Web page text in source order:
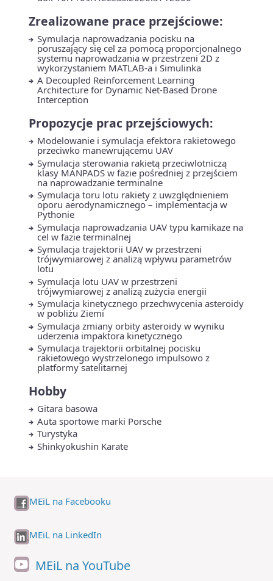
Zrealizowane prace przejściowe:
Symulacja naprowadzania pocisku na
poruszający się cel za pomocą proporcjonalnego
systemu naprowadzania w przestrzeni 2D z
wykorzystaniem MATLAB-a i Simulinka
A Decoupled Reinforcement Learning
Architecture for Dynamic Net-Based Drone
Interception
Propozycje prac przejściowych:
Modelowanie i symulacja efektora rakietowego
przeciwko manewrującemu UAV
Symulacja sterowania rakietą przeciwlotniczą
klasy MANPADS w fazie pośredniej z przejściem
na naprowadzanie terminalne
Symulacja toru lotu rakiety z uwzględnieniem
oporu aerodynamicznego – implementacja w
Pythonie
Symulacja naprowadzania UAV typu kamikaze na
cel w fazie terminalnej
Symulacja trajektorii UAV w przestrzeni
trójwymiarowej z analizą wpływu parametrów
lotu
Symulacja lotu UAV w przestrzeni
trójwymiarowej z analizą zużycia energii
Symulacja kinetycznego przechwycenia asteroidy
w pobliżu Ziemi
Symulacja zmiany orbity asteroidy w wyniku
uderzenia impaktora kinetycznego
Symulacja trajektorii orbitalnej pocisku
rakietowego wystrzelonego impulsowo z
platformy satelitarnej
Hobby
Gitara basowa
Auta sportowe marki Porsche
Turystyka
Shinkyokushin Karate
MEiL na Facebooku
MEiL na LinkedIn
MEiL na YouTube